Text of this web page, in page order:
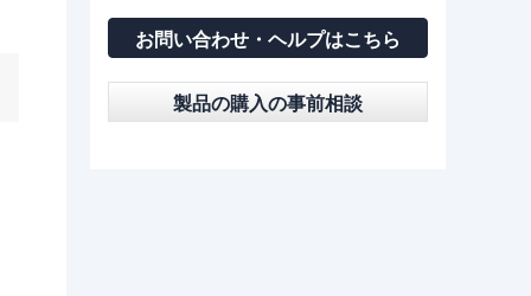
お問い合わせ・ヘルプはこちら
製品の購入の事前相談